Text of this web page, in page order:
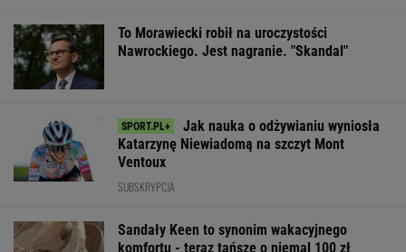
lodówki na godzinę.
Efekt może cię
zaskoczyć
nazwiska, jedno imię.
Uda ci się je szybko
skojarzyć?
wszyscy, Dudę
ŻYĆ LEPIEJ